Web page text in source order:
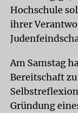
Hochschule
ihrer
Am Samstag
Bereitschaft
Gründung